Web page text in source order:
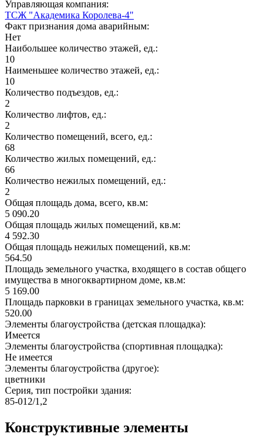
Управляющая компания:
ТСЖ "Академика Королева-4"
Факт признания дома аварийным:
Нет
Наибольшее количество этажей, ед.:
10
Наименьшее количество этажей, ед.:
10
Количество подъездов, ед.:
2
Количество лифтов, ед.:
2
Количество помещений, всего, ед.:
68
Количество жилых помещений, ед.:
66
Количество нежилых помещений, ед.:
2
Общая площадь дома, всего, кв.м:
5 090.20
Общая площадь жилых помещений, кв.м:
4 592.30
Общая площадь нежилых помещений, кв.м:
564.50
Площадь земельного участка, входящего в состав общего
имущества в многоквартирном доме, кв.м:
5 169.00
Площадь парковки в границах земельного участка, кв.м:
520.00
Элементы благоустройства (детская площадка):
Имеется
Элементы благоустройства (спортивная площадка):
Не имеется
Элементы благоустройства (другое):
цветники
Серия, тип постройки здания:
85-012/1,2
Конструктивные элементы